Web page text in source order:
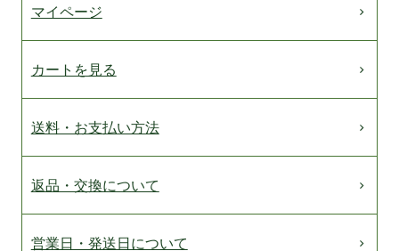
マイページ
カートを見る
送料・お支払い方法
返品・交換について
営業日・発送日について